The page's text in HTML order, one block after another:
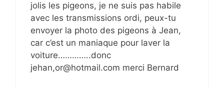
jolis les pigeons, je ne suis pas habile
avec les transmissions ordi, peux-tu
envoyer la photo des pigeons à Jean,
car c’est un maniaque pour laver la
voiture…………..donc
jehan,or@hotmail.com merci Bernard